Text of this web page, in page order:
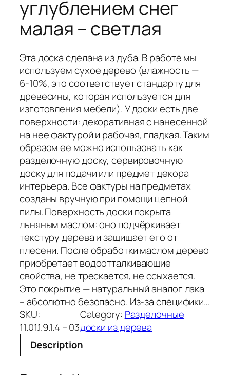
углублением снег
малая – светлая
Эта доска сделана из дуба. В работе мы
используем сухое дерево (влажность —
6-10%, это соответствует стандарту для
древесины, которая используется для
изготовления мебели). У доски есть две
поверхности: декоративная с нанесенной
на нее фактурой и рабочая, гладкая. Таким
образом ее можно использовать как
разделочную доску, сервировочную
доску для подачи или предмет декора
интерьера. Все фактуры на предметах
созданы вручную при помощи цепной
пилы. Поверхность доски покрыта
льняным маслом: оно подчёркивает
текстуру дерева и защищает его от
плесени. После обработки маслом дерево
приобретает водоотталкивающие
свойства, не трескается, не ссыхается.
Это покрытие — натуральный аналог лака
– абсолютно безопасно. Из-за специфики…
SKU:
11.01.1.9.1.4 – 03
Category: Разделочные
доски из дерева
Description